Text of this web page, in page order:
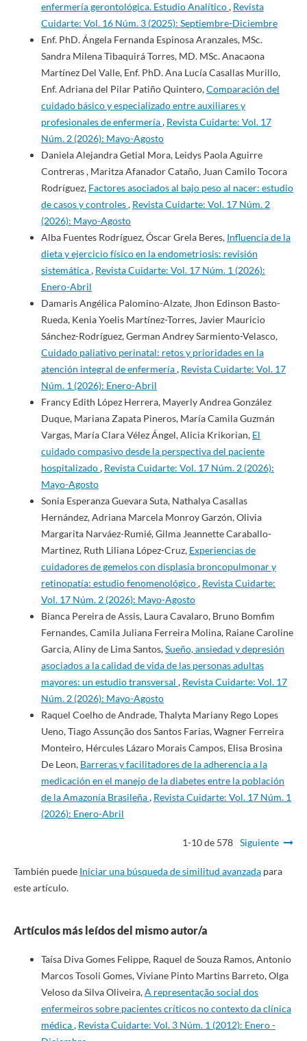
enfermería gerontológica. Estudio Analítico, Revista
Cuidarte: Vol. 16 Núm. 3 (2025): Septiembre-Diciembre
Enf. PhD. Ángela Fernanda Espinosa Aranzales, MSc.
Sandra Milena Tibaquirá Torres, MD. MSc. Anacaona
Martínez Del Valle, Enf. PhD. Ana Lucía Casallas Murillo,
Enf. Adriana del Pilar Patiño Quintero,Comparación del
cuidado básico y especializado entre auxiliares y
profesionales de enfermería, Revista Cuidarte: Vol. 17
Núm. 2 (2026): Mayo-Agosto
Daniela Alejandra Getial Mora, Leidys Paola Aguirre
Contreras , Maritza Afanador Cataño, Juan Camilo Tocora
Rodríguez, Factores asociados al bajo peso al nacer: estudio
de casos y controles, Revista Cuidarte: Vol. 17 Núm. 2
(2026): Mayo-Agosto
Alba Fuentes Rodríguez, Óscar Grela Beres, Influencia de la
dieta y ejercicio físico en la endometriosis: revisión
sistemática, Revista Cuidarte: Vol. 17 Núm. 1 (2026):
Enero-Abril
Damaris Angélica Palomino-Alzate, Jhon Edinson Basto-
Rueda, Kenia Yoelis Martínez-Torres, Javier Mauricio
Sánchez-Rodríguez, German Andrey Sarmiento-Velasco,
Cuidado paliativo perinatal: retos y prioridades en la
atención integral de enfermería, Revista Cuidarte: Vol. 17
Núm. 1 (2026): Enero-Abril
Francy Edith López Herrera, Mayerly Andrea González
Duque, Mariana Zapata Pineros, María Camila Guzmán
Vargas, María Clara Vélez Ángel, Alicia Krikorian, El
cuidado compasivo desde la perspectiva del paciente
hospitalizado, Revista Cuidarte: Vol. 17 Núm. 2 (2026):
Mayo-Agosto
Sonia Esperanza Guevara Suta, Nathalya Casallas
Hernández, Adriana Marcela Monroy Garzón, Olivia
Margarita Narváez-Rumié, Gilma Jeannette Caraballo-
Martinez, Ruth Liliana López-Cruz, Experiencias de
cuidadores de gemelos con displasia broncopulmonar y
retinopatía: estudio fenomenológico, Revista Cuidarte:
Vol. 17 Núm. 2 (2026): Mayo-Agosto
Bianca Pereira de Assis, Laura Cavalaro, Bruno Bomfim
Fernandes, Camila Juliana Ferreira Molina, Raiane Caroline
Garcia, Aliny de Lima Santos,Sueño, ansiedad y depresión
asociados a la calidad de vida de las personas adultas
mayores: un estudio transversal , Revista Cuidarte: Vol. 17
Núm. 2 (2026): Mayo-Agosto
Raquel Coelho de Andrade, Thalyta Mariany Rego Lopes
Ueno, Tiago Assunção dos Santos Farias, Wagner Ferreira
Monteiro, Hércules Lázaro Morais Campos, Elisa Brosina
De Leon, Barreras y facilitadores de la adherencia a la
medicación en el manejo de la diabetes entre la población
de la Amazonía Brasileña, Revista Cuidarte: Vol. 17 Núm. 1
(2026): Enero-Abril
1-10 de 578 Siguiente
También puede Iniciar una búsqueda de similitud avanzadapara
este artículo.
Artículos más leídos del mismo autor/a
Taísa Diva Gomes Felippe, Raquel de Souza Ramos, Antonio
Marcos Tosoli Gomes, Viviane Pinto Martins Barreto, Olga
Veloso da Silva Oliveira,A representação social dos
enfermeiros sobre pacientes críticos no contexto da clínica
médica, Revista Cuidarte: Vol. 3 Núm. 1 (2012): Enero -